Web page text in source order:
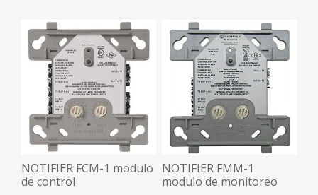
NOTIFIER FCM-1 modulo
de control
NOTIFIER FMM-1
modulo de monitoreo